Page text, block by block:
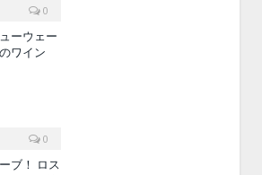
0
ーウェー
ワイン
0
ブ！ ロス